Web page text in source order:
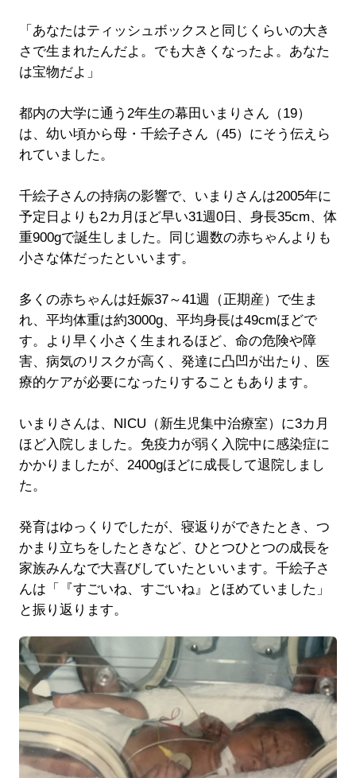
「あなたはティッシュボックスと同じくらいの大き
さで生まれたんだよ。でも大きくなったよ。あなた
は宝物だよ」
都内の大学に通う2年生の幕田いまりさん（19）
は、幼い頃から母・千絵子さん（45）にそう伝えら
れていました。
千絵子さんの持病の影響で、いまりさんは2005年に
予定日よりも2カ月ほど早い31週0日、身長35cm、体
重900gで誕生しました。同じ週数の赤ちゃんよりも
小さな体だったといいます。
多くの赤ちゃんは妊娠37～41週（正期産）で生ま
れ、平均体重は約3000g、平均身長は49cmほどで
す。より早く小さく生まれるほど、命の危険や障
害、病気のリスクが高く、発達に凸凹が出たり、医
療的ケアが必要になったりすることもあります。
いまりさんは、NICU（新生児集中治療室）に3カ月
ほど入院しました。免疫力が弱く入院中に感染症に
かかりましたが、2400gほどに成長して退院しまし
た。
発育はゆっくりでしたが、寝返りができたとき、つ
かまり立ちをしたときなど、ひとつひとつの成長を
家族みんなで大喜びしていたといいます。千絵子さ
んは「『すごいね、すごいね』とほめていました」
と振り返ります。